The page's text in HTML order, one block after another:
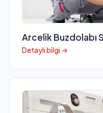
Arcelik Buzdolabı
Detaylı bilgi →